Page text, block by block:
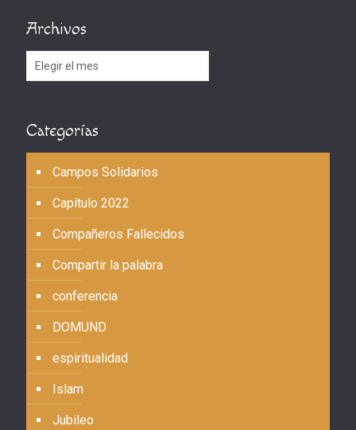
Archivos
Archivos
Categorías
Campos Solidarios
Capítulo 2022
Compañeros Fallecidos
Compartir la palabra
conferencia
DOMUND
espiritualidad
Islam
Jubileo